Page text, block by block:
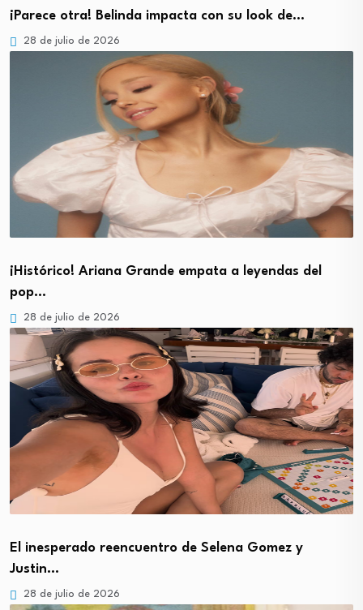
¡Parece otra! Belinda impacta con su look de…
28 de julio de 2026
¡Histórico! Ariana Grande empata a leyendas del
pop…
28 de julio de 2026
El inesperado reencuentro de Selena Gomez y
Justin…
28 de julio de 2026